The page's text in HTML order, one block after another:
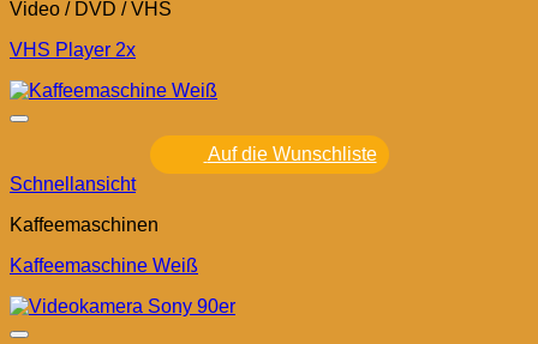
Video / DVD / VHS
VHS Player 2x
Auf die Wunschliste
Schnellansicht
Kaffeemaschinen
Kaffeemaschine Weiß